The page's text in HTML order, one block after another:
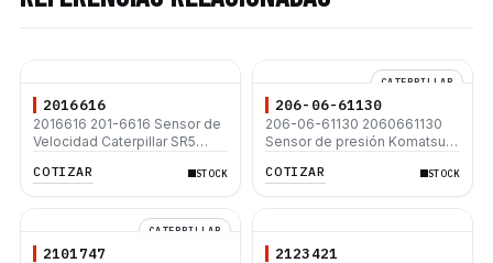
2016616
2016616 201-6616 Sensor de
Velocidad Caterpillar SR5
COTIZAR STOCK
CATERPILLAR
206-06-61130
206-06-61130 2060661130
Sensor de presión Komatsu
8 WA380
COTIZAR STOCK
CATERPILLAR
2101747 2123421